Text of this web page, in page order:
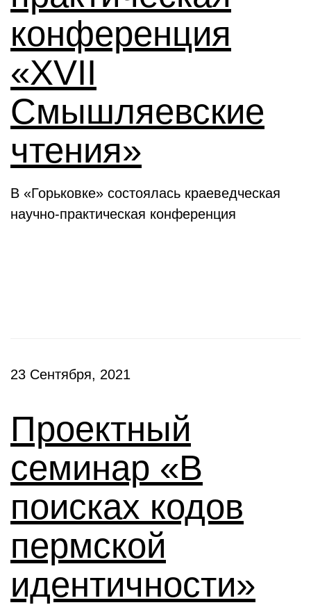
конференция
«XVII
Смышляевские
чтения»
В «Горьковке» состоялась краеведческая
научно-практическая конференция
23 Сентября, 2021
Проектный
семинар «В
поисках кодов
пермской
идентичности»